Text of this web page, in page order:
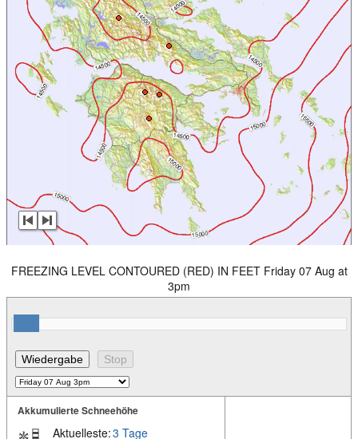
FREEZING LEVEL CONTOURED (RED) IN FEET Friday 07 Aug at
3pm
Akkumulierte Schneehöhe
Aktuelleste:3 Tage